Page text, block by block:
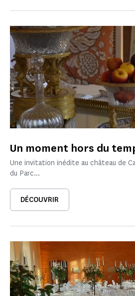
Un moment hors du
Une invitation inédite au château de
du Parc...
DÉCOUVRIR